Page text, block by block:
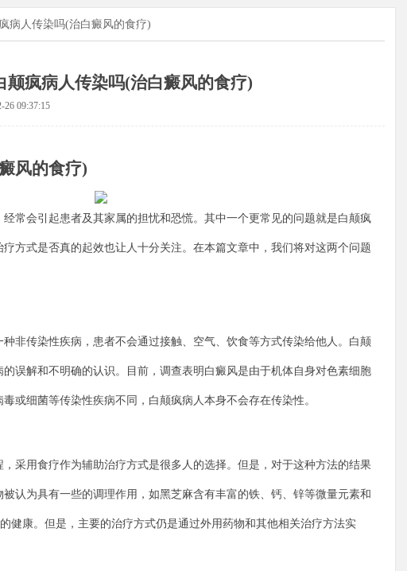
病人传染吗(治白癜风的食疗)
颠疯病人传染吗(治白癜风的食疗)
26 09:37:15
风的食疗)
会引起患者及其家属的担忧和恐慌。其中一个更常见的问题就是白颠疯
方式是否真的起效也让人十分关注。在本篇文章中，我们将对这两个问题
传染性疾病，患者不会通过接触、空气、饮食等方式传染给他人。白颠
误解和不明确的认识。目前，调查表明白癜风是由于机体自身对色素细胞
或细菌等传染性疾病不同，白颠疯病人本身不会存在传染性。
用食疗作为辅助治疗方式是很多人的选择。但是，对于这种方法的结果
认为具有一些的调理作用，如黑芝麻含有丰富的铁、钙、锌等微量元素和
健康。但是，主要的治疗方式仍是通过外用药物和其他相关治疗方法实